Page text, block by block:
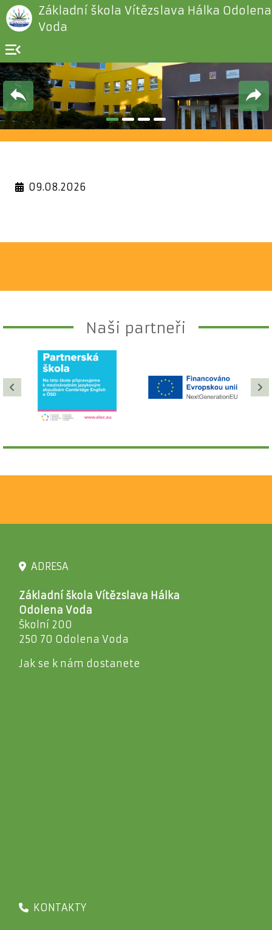
Základní škola Vítězslava Hálka Odolena
Voda
menu_open
09.08.2026
Naši partneři
ADRESA
Základní škola Vítězslava Hálka
Odolena Voda
Školní 200
250 70 Odolena Voda
Jak se k nám dostanete
KONTAKTY